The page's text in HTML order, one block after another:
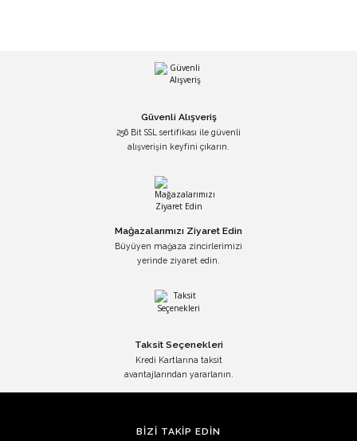
Güvenli Alışveriş
256 Bit SSL sertifikası ile güvenli
alışverişin keyfini çıkarın.
Mağazalarımızı Ziyaret Edin
Büyüyen mağaza zincirlerimizi
yerinde ziyaret edin.
Taksit Seçenekleri
Kredi Kartlarına taksit
avantajlarından yararlanın.
BİZİ TAKİP EDİN